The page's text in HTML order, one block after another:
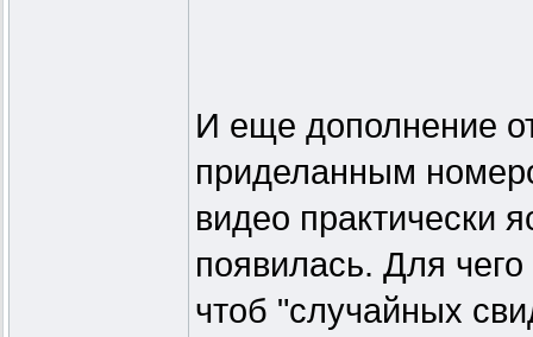
И еще дополнение
приделанным
видео практически
появилась. Для
чтоб "случайных